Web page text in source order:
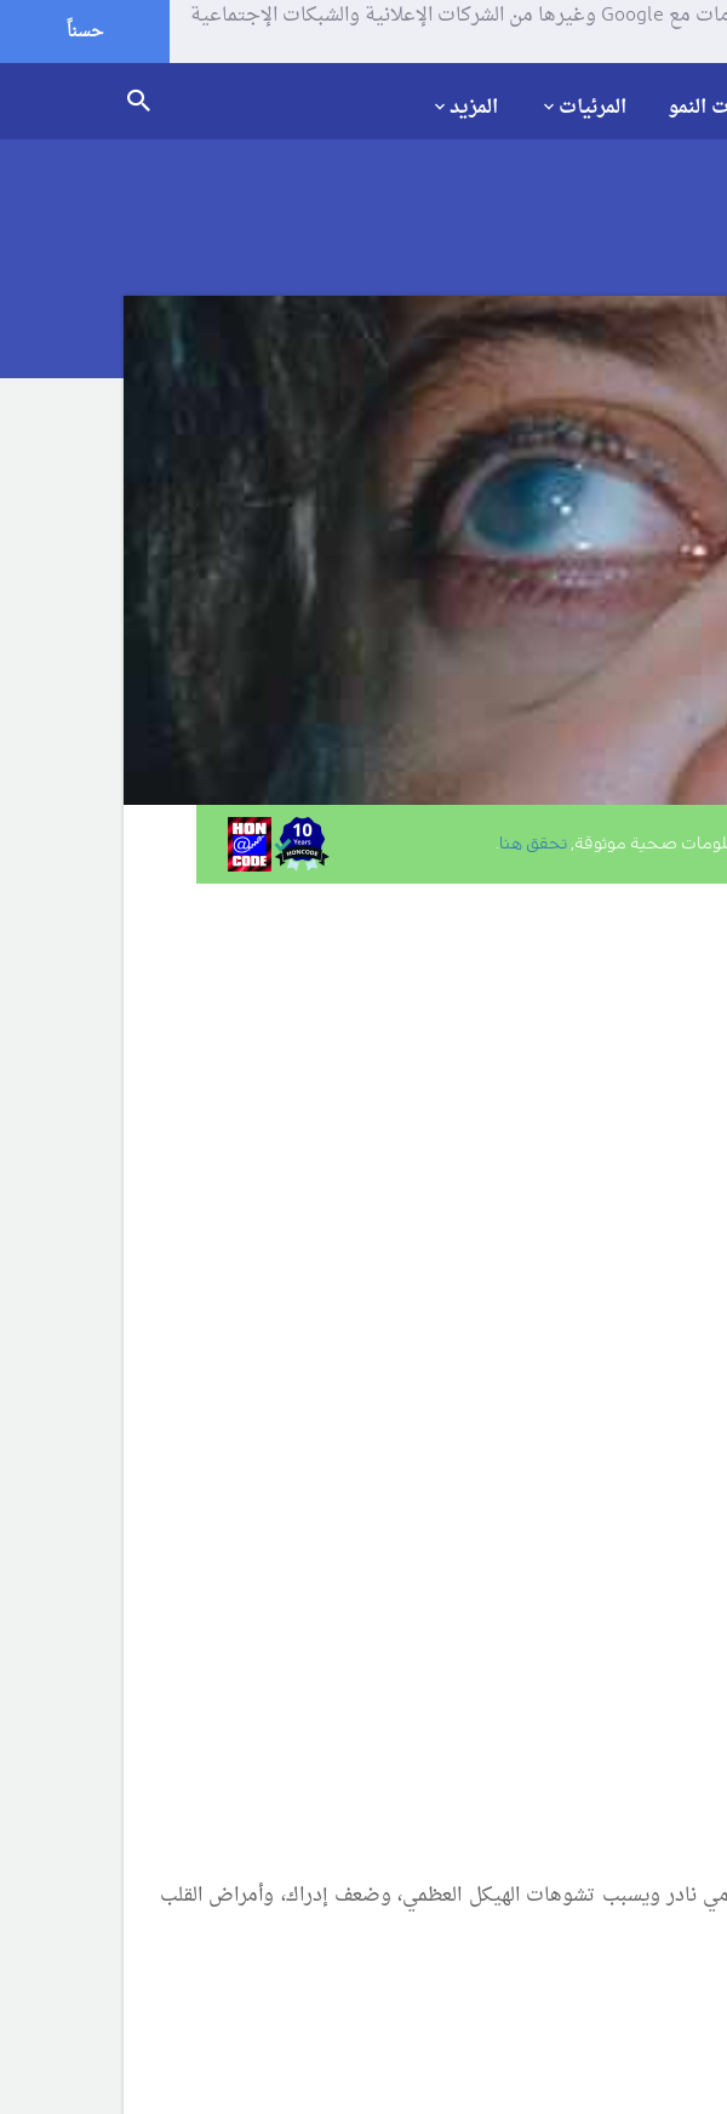
يستخدم موقعنا ملفات تعريف الإرتباط (الكوكيز) لتحليل زياراتك وإستخدامك للموقع و تتم مشاركة بعض المعلومات مع Google وغيرها من الشركات الإعلانية والشبكات الإجتماعية
حسناً
المرئيات المزيد
صحية موثوقة, تحقق هنا.
نادر ويسبب تشوهات الهيكل العظمي، وضعف إدراك، وأمراض القلب